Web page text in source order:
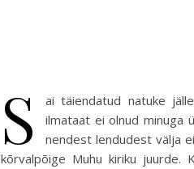
S
ai täiendatud natuke
ilmataat ei olnud minuga
nendest lendudest välja
kõrvalpõige Muhu kiriku juurde.